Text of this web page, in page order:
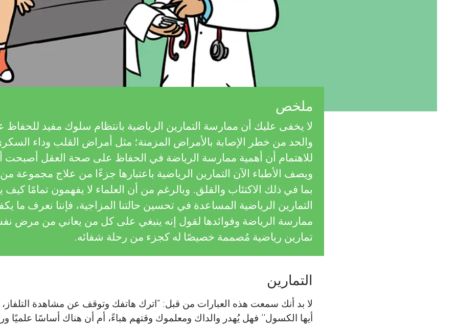
ملخص
لا يخفى عليك أن ممارسة التمارين الرياضية بانتظام سلوك مفيد
والحد من خطر الإصابة بالأمراض المزمنة؛ مثل أمراض القلب وداء
للاهتمام أن أهمية ممارسة الرياضة في الحفاظ على صحة العقل أصبحت
ويصف الأطباء الآن التمارين الرياضية باعتبارها جزءًا من علاج مجموعة
بما في ذلك الاكتئاب والقلق. وبالرغم من أن العلماء لا يفهمون تمامًا
التمارين الرياضية المساعدة في تحسين حالتنا المزاجية، فإننا نعرف ما
ممارسة الرياضة وفوائدها لقول إنه ينبغي على كل من يعاني من مرض
تمارين رياضية مُصممة خصيصًا له كجزء من رحلة شفائه.
التمارين
لا بد أنك سمعت هذه العبارات من قبل: ”اترك هاتفك وتوقف عن مشاهدة التلفاز،
أيها الكسول'‘ فهل يُهدر والداك ومعلموك وقتهم هباءً، أم أن هناك أساسًا علميًا